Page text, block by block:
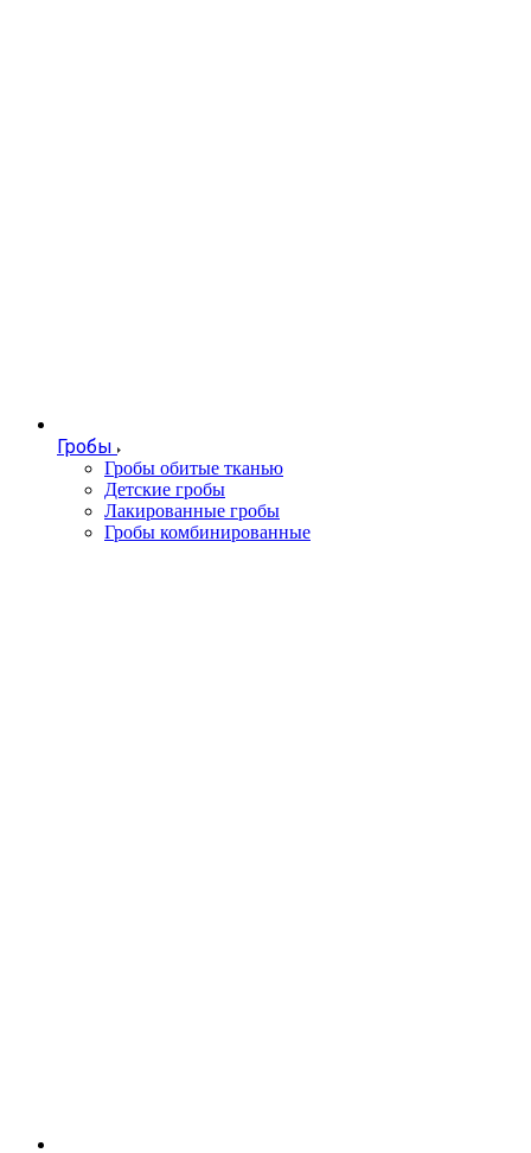
Гробы
Гробы обитые тканью
Детские гробы
Лакированные гробы
Гробы комбинированные